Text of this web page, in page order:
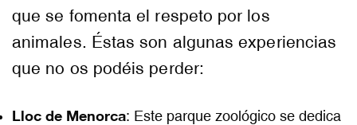
que se fomenta el respeto por los
animales. Éstas son algunas experiencias
que no os podéis perder:
Lloc de Menorca: Este parque zoológico se dedica